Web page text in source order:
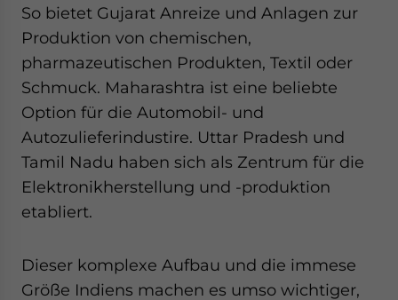
So bietet Gujarat Anreize und Anlagen zur
Produktion von chemischen,
pharmazeutischen Produkten, Textil oder
Schmuck. Maharashtra ist eine beliebte
Option für die Automobil- und
Autozulieferindustire. Uttar Pradesh und
Tamil Nadu haben sich als Zentrum für die
Elektronikherstellung und -produktion
etabliert.
Dieser komplexe Aufbau und die immese
Größe Indiens machen es umso wichtiger,